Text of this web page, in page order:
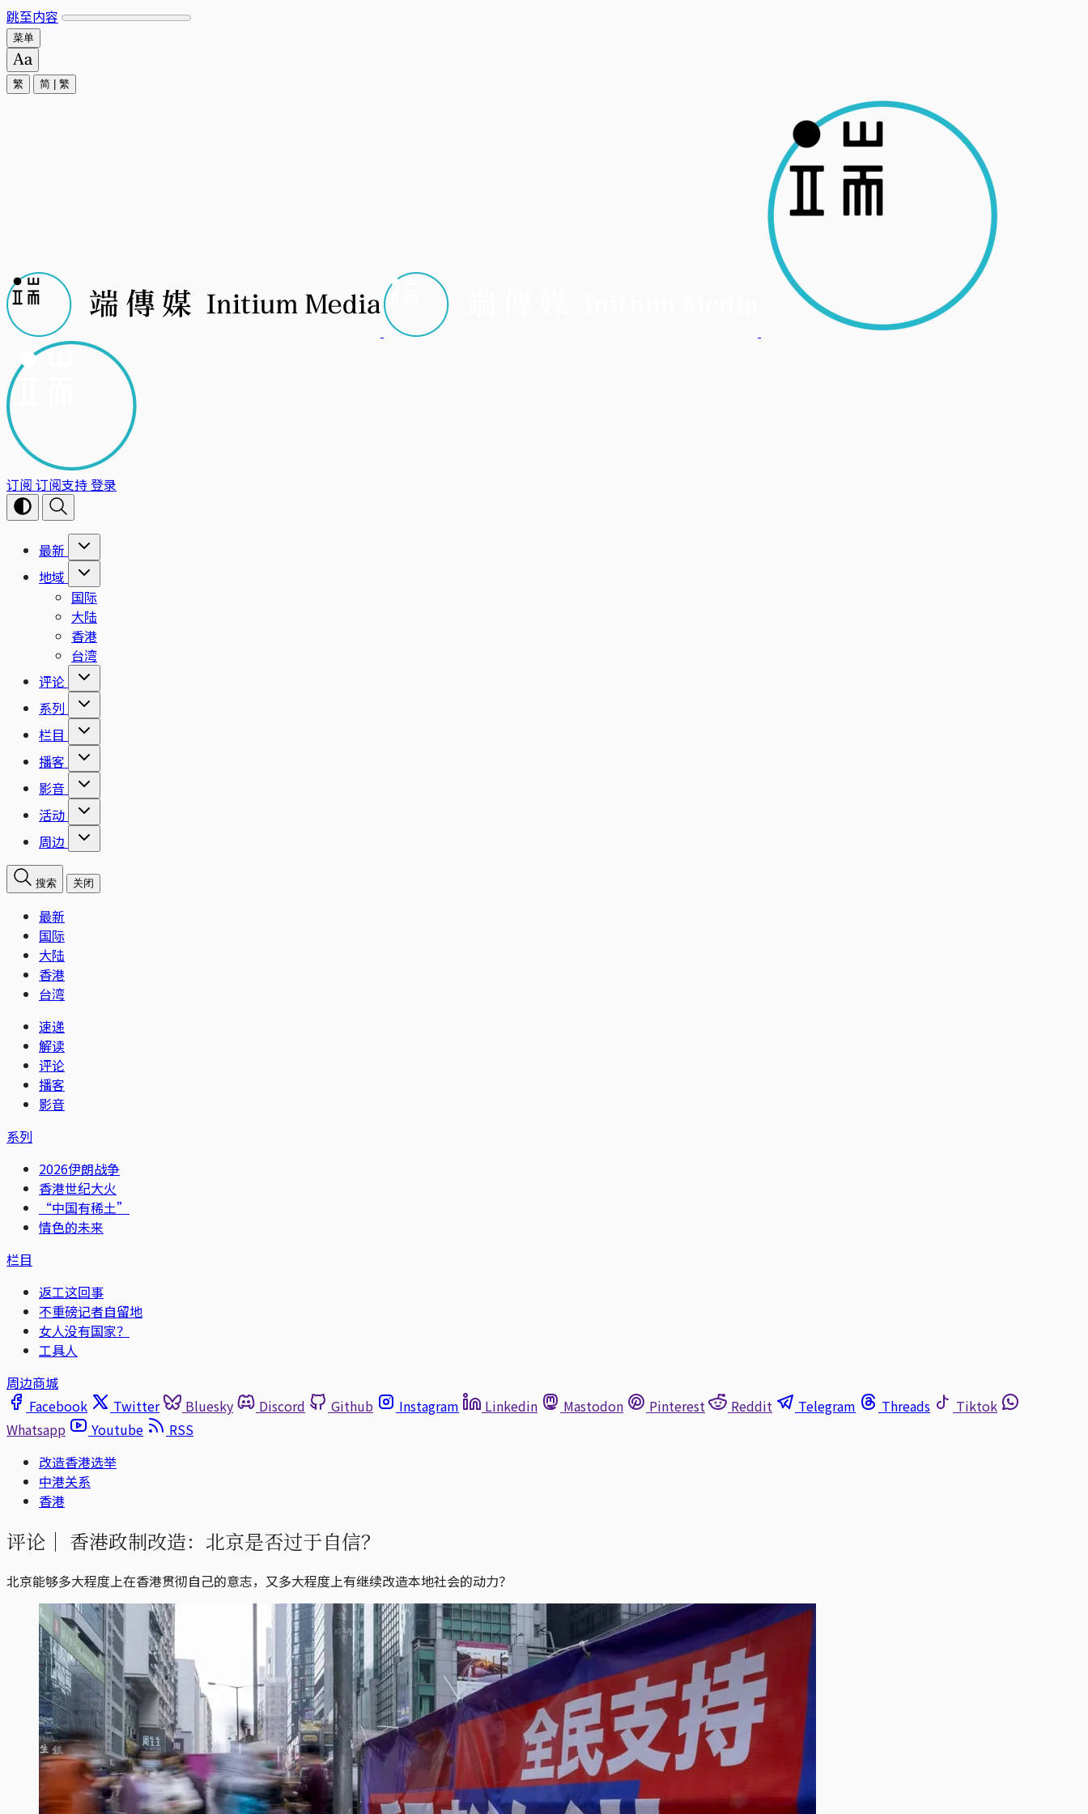
跳至内容
菜单
繁 简 繁
订阅 订阅支持登录
最新
地域
国际
大陆
香港
台湾
评论
系列
栏目
播客
影音
活动
周边
搜索 关闭
最新
国际
大陆
香港
台湾
速递
解读
评论
播客
影音
系列
2026伊朗战争
香港世纪大火
“中国有稀土”
情色的未来
栏目
返工这回事
不重磅记者自留地
女人没有国家？
工具人
周边商城
Facebook
Twitter Bluesky Discord Github Instagram Linkedin Mastodon Pinterest Reddit Telegram Threads
Tiktok
Whatsapp
Youtube
RSS
改造香港选举
中港关系
香港
评论｜ 香港政制改造：北京是否过于自信？
北京能够多大程度上在香港贯彻自己的意志，又多大程度上有继续改造本地社会的动力？